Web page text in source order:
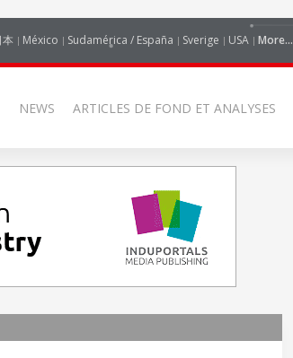
本 México Sudamérica / España Sverige USA More...
NEWS ARTICLES DE FOND ET ANALYSES